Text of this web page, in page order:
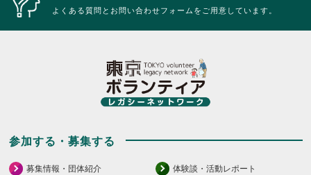
よくある質問とお問い合わせフォームをご用意しています。
参加する・募集する
募集情報・団体紹介 体験談・活動レポート